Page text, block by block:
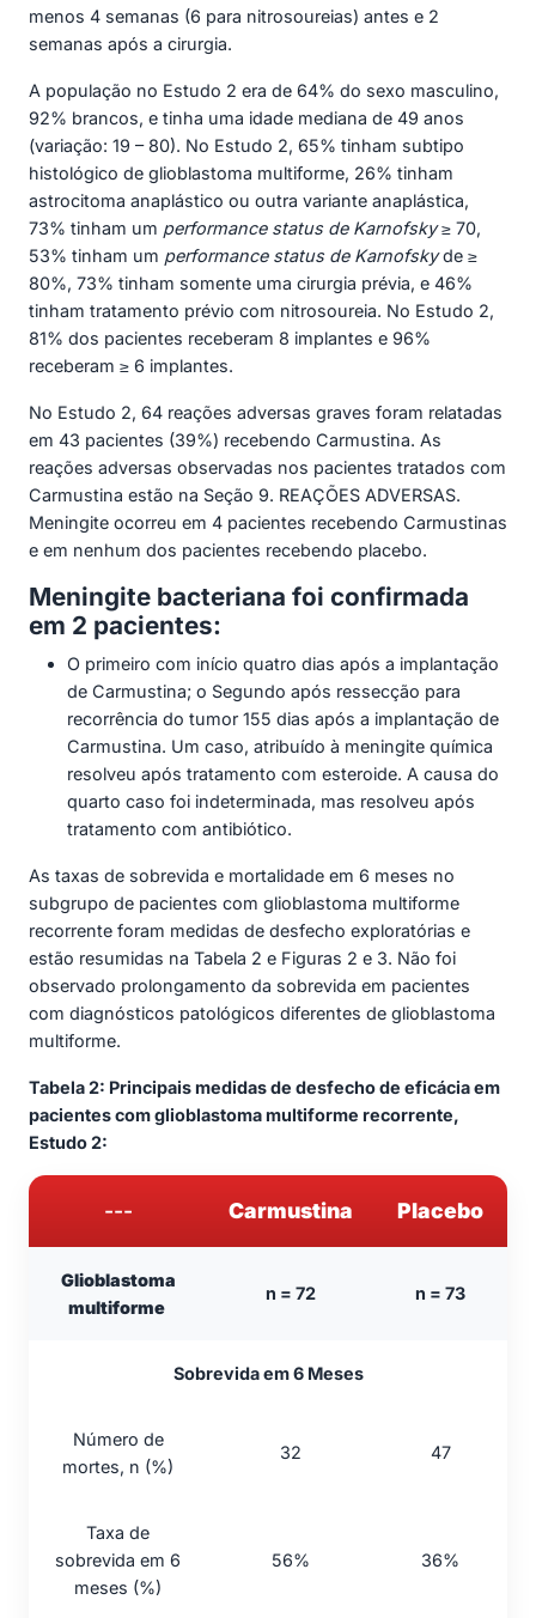
menos 4 semanas (6 para nitrosoureias) antes e 2
semanas após a cirurgia.
A população no Estudo 2 era de 64% do sexo masculino,
92% brancos, e tinha uma idade mediana de 49 anos
(variação: 19 – 80). No Estudo 2, 65% tinham subtipo
histológico de glioblastoma multiforme, 26% tinham
astrocitoma anaplástico ou outra variante anaplástica,
73% tinham um performance status de Karnofsky≥ 70,
53% tinham um performance status de Karnofskyde ≥
80%, 73% tinham somente uma cirurgia prévia, e 46%
tinham tratamento prévio com nitrosoureia. No Estudo 2,
81% dos pacientes receberam 8 implantes e 96%
receberam ≥ 6 implantes.
No Estudo 2, 64 reações adversas graves foram relatadas
em 43 pacientes (39%) recebendo Carmustina. As
reações adversas observadas nos pacientes tratados com
Carmustina estão na Seção 9. REAÇÕES ADVERSAS.
Meningite ocorreu em 4 pacientes recebendo Carmustinas
e em nenhum dos pacientes recebendo placebo.
Meningite bacteriana foi confirmada
em 2 pacientes:
O primeiro com início quatro dias após a implantação
de Carmustina; o Segundo após ressecção para
recorrência do tumor 155 dias após a implantação de
Carmustina. Um caso, atribuído à meningite química
resolveu após tratamento com esteroide. A causa do
quarto caso foi indeterminada, mas resolveu após
tratamento com antibiótico.
As taxas de sobrevida e mortalidade em 6 meses no
subgrupo de pacientes com glioblastoma multiforme
recorrente foram medidas de desfecho exploratórias e
estão resumidas na Tabela 2 e Figuras 2 e 3. Não foi
observado prolongamento da sobrevida em pacientes
com diagnósticos patológicos diferentes de glioblastoma
multiforme.
Tabela 2: Principais medidas de desfecho de eficácia em
pacientes com glioblastoma multiforme recorrente,
Estudo 2:
--- Carmustina Placebo
Glioblastoma
multiforme
n = 72 n = 73
Sobrevida em 6 Meses
Número de
mortes, n (%)
32 47
Taxa de
sobrevida em 6
meses (%)
56% 36%